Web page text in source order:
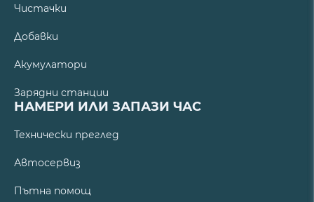
Чистачки
Добавки
Акумулатори
Зарядни станции
НАМЕРИ ИЛИ ЗАПАЗИ ЧАС
Технически преглед
Автосервиз
Пътна помощ